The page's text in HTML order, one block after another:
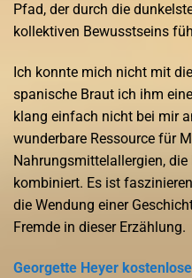
Pfad, der durch die
kollektiven Bewusstseins
Ich konnte mich nicht mit
spanische Braut ich ihm
klang einfach nicht bei mir
wunderbare Ressource für
Nahrungsmittelallergien,
kombiniert. Es ist
die Wendung einer
Fremde in dieser Erzählung.
Georgette Heyer